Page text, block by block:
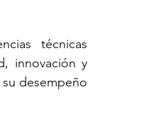
técnicas
innovación y
desempeño